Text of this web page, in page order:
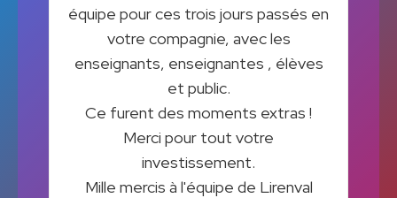
équipe pour ces trois jours passés en
votre compagnie, avec les
enseignants, enseignantes , élèves
et public.
Ce furent des moments extras !
Merci pour tout votre
investissement.
Mille mercis à l'équipe de Lirenval